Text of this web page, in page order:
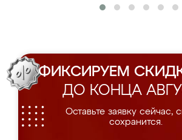
ФИКСИРУЕМ
ДО КОНЦА
Оставьте заявку сейчас,
сохранится.